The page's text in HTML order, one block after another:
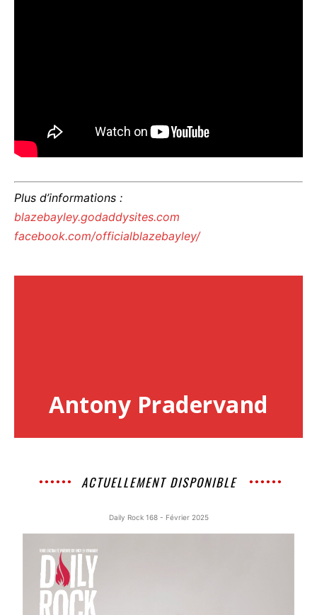
Plus d’informations :
blazebayley.godaddysites.com
facebook.com/officialblazebayley/
Antony Pradervand
ACTUELLEMENT DISPONIBLE
Daily Rock 168 - Février 2025